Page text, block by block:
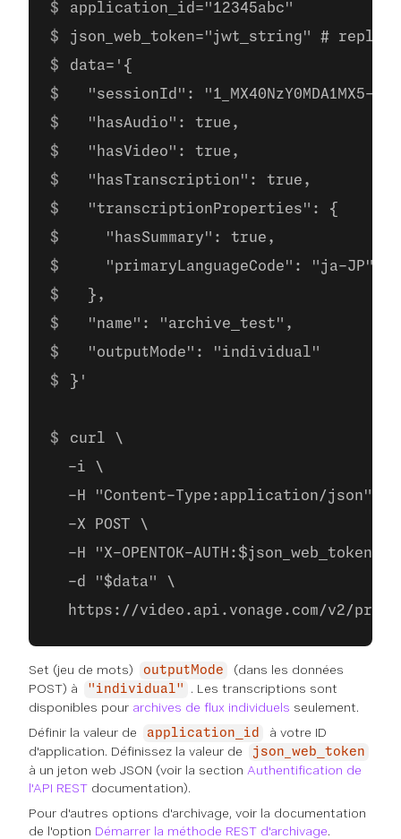
application_id="12345abc"
json_web_token="jwt_string" #
data='{
"sessionId": "1_MX40NzY0MDA1MX5-
  "hasAudio": true,
  "hasVideo": true,
  "hasTranscription": true,
  "transcriptionProperties": {
    "hasSummary": true,
    "primaryLanguageCode": "ja-JP"
  },
  "name": "archive_test",
  "outputMode": "individual"
}'
curl \
  -i \
  -H "Content-Type:application/json" \
  -X POST \
  -H "X-OPENTOK-AUTH:$json_web_token" \
  -d "$data" \
https://video.api.vonage.com/v2/
Set (jeu de mots) outputMode
(dans les données
POST) à
"individual"
. Les transcriptions sont
disponibles pour archives de flux individuels seulement.
Définir la valeur de
application_id
à votre ID
d'application. Définissez la valeur de
json_web_token
à un jeton web JSON (voir la section Authentification de
l'API REST documentation).
Pour d'autres options d'archivage, voir la documentation
de l'option Démarrer la méthode REST d'archivage.